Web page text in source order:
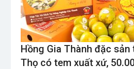
Hồng Gia Thành đặc sản
Thọ có tem xuất xứ,